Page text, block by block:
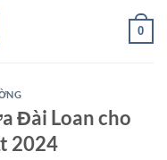
0
Đài Loan cho
2024